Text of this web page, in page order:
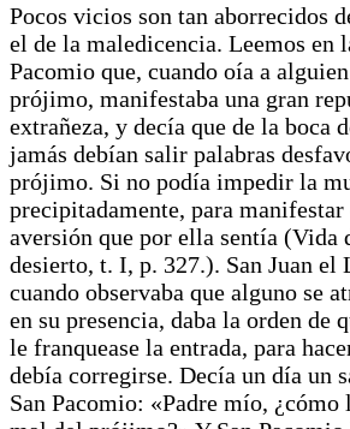
Pocos vicios son tan aborrecidos
el de la maledicencia. Leemos en
Pacomio que, cuando oía a
prójimo, manifestaba una gran
extrañeza, y decía que de la boca
jamás debían salir palabras
prójimo. Si no podía impedir la
precipitadamente, para
aversión que por ella sentía (Vida
desierto, t. I, p. 327.). San Juan el
cuando observaba que alguno se
en su presencia, daba la orden de
le franquease la entrada, para
debía corregirse. Decía un día un
San Pacomio: «Padre mío,